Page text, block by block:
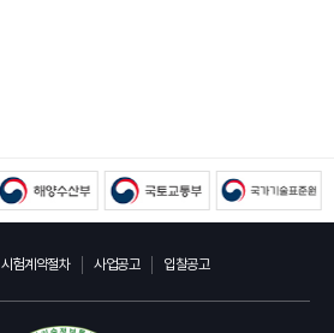
시험계약절차 사업공고 입찰공고